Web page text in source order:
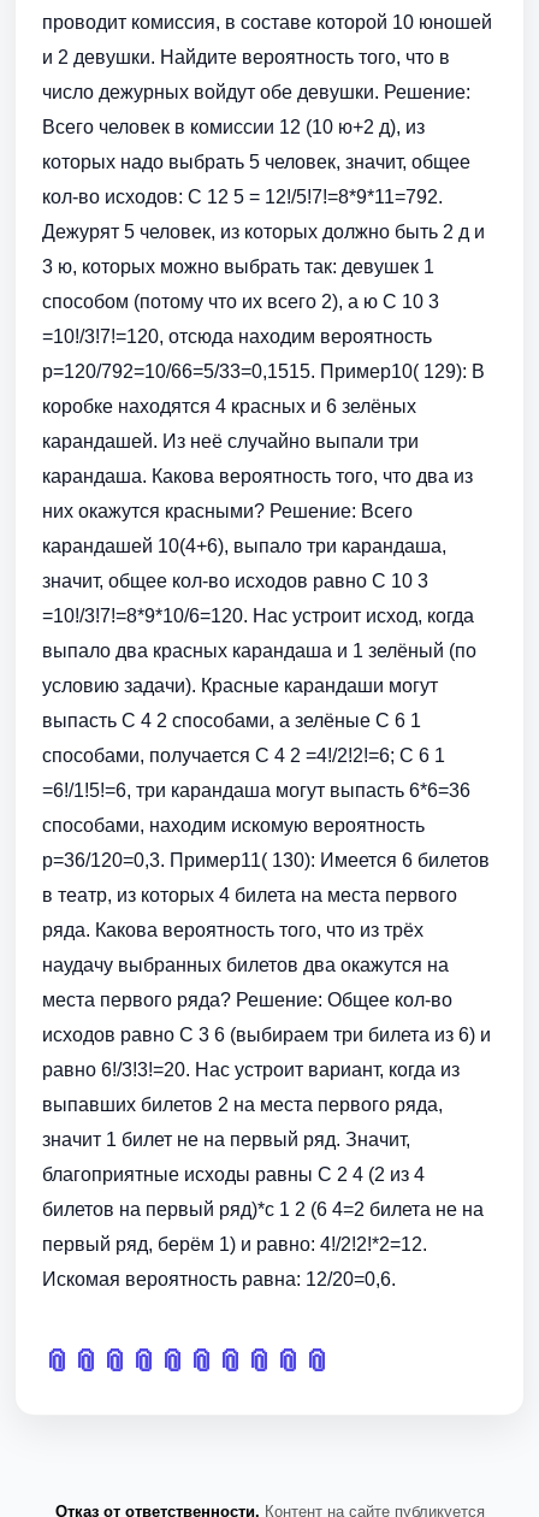
проводит комиссия, в составе которой 10 юношей
и 2 девушки. Найдите вероятность того, что в
число дежурных войдут обе девушки. Решение:
Всего человек в комиссии 12 (10 ю+2 д), из
которых надо выбрать 5 человек, значит, общее
кол-во исходов: С 12 5 = 12!/5!7!=8*9*11=792.
Дежурят 5 человек, из которых должно быть 2 д и
3 ю, которых можно выбрать так: девушек 1
способом (потому что их всего 2), а ю С 10 3
=10!/3!7!=120, отсюда находим вероятность
р=120/792=10/66=5/33=0,1515. Пример10( 129): В
коробке находятся 4 красных и 6 зелёных
карандашей. Из неё случайно выпали три
карандаша. Какова вероятность того, что два из
них окажутся красными? Решение: Всего
карандашей 10(4+6), выпало три карандаша,
значит, общее кол-во исходов равно С 10 3
=10!/3!7!=8*9*10/6=120. Нас устроит исход, когда
выпало два красных карандаша и 1 зелёный (по
условию задачи). Красные карандаши могут
выпасть С 4 2 способами, а зелёные С 6 1
способами, получается С 4 2 =4!/2!2!=6; С 6 1
=6!/1!5!=6, три карандаша могут выпасть 6*6=36
способами, находим искомую вероятность
р=36/120=0,3. Пример11( 130): Имеется 6 билетов
в театр, из которых 4 билета на места первого
ряда. Какова вероятность того, что из трёх
наудачу выбранных билетов два окажутся на
места первого ряда? Решение: Общее кол-во
исходов равно С 3 6 (выбираем три билета из 6) и
равно 6!/3!3!=20. Нас устроит вариант, когда из
выпавших билетов 2 на места первого ряда,
значит 1 билет не на первый ряд. Значит,
благоприятные исходы равны С 2 4 (2 из 4
билетов на первый ряд)*с 1 2 (6 4=2 билета не на
первый ряд, берём 1) и равно: 4!/2!2!*2=12.
Искомая вероятность равна: 12/20=0,6.
📎 📎 📎 📎 📎 📎 📎 📎 📎 📎
Отказ от ответственности. Контент на сайте публикуется